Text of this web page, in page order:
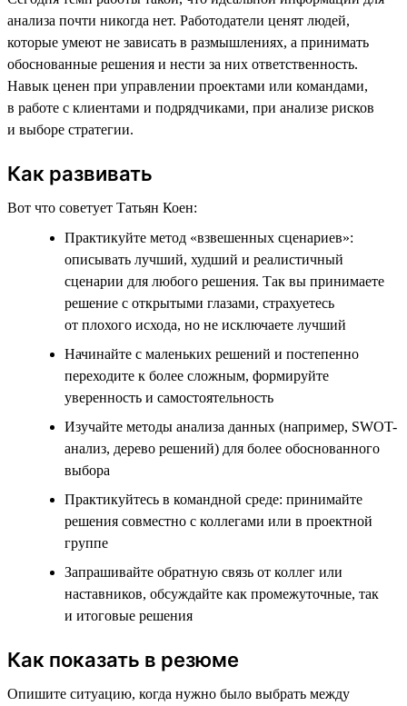
анализа почти никогда нет. Работодатели ценят людей,
которые умеют не зависать в размышлениях, а принимать
обоснованные решения и нести за них ответственность.
Навык ценен при управлении проектами или командами,
в работе с клиентами и подрядчиками, при анализе рисков
и выборе стратегии.
Как развивать
Вот что советует Татьян Коен:
Практикуйте метод «взвешенных сценариев»:
описывать лучший, худший и реалистичный
сценарии для любого решения. Так вы принимаете
решение с открытыми глазами, страхуетесь
от плохого исхода, но не исключаете лучший
Начинайте с маленьких решений и постепенно
переходите к более сложным, формируйте
уверенность и самостоятельность
Изучайте методы анализа данных (например, SWOT-
анализ, дерево решений) для более обоснованного
выбора
Практикуйтесь в командной среде: принимайте
решения совместно с коллегами или в проектной
группе
Запрашивайте обратную связь от коллег или
наставников, обсуждайте как промежуточные, так
и итоговые решения
Как показать в резюме
Опишите ситуацию, когда нужно было выбрать между